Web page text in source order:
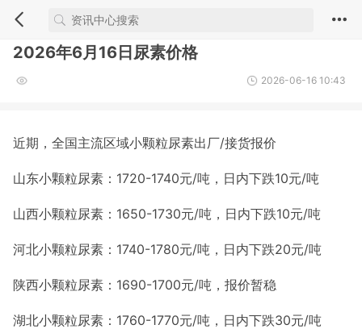
2026年6月16日尿素价格
2026-06-16 10:43
近期，全国主流区域小颗粒尿素出厂/接货报价
山东小颗粒尿素：1720-1740元/吨，日内下跌10元/吨
山西小颗粒尿素：1650-1730元/吨，日内下跌10元/吨
河北小颗粒尿素：1740-1780元/吨，日内下跌20元/吨
陕西小颗粒尿素：1690-1700元/吨，报价暂稳
湖北小颗粒尿素：1760-1770元/吨，日内下跌30元/吨